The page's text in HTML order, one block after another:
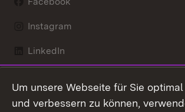
Instagram
LinkedIn
X / Twitter
Um unsere Webseite für Sie
und verbessern zu können,